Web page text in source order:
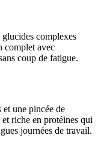
complexes
complet avec
coup de fatigue.
une pincée de
riche en protéines qui
journées de travail.